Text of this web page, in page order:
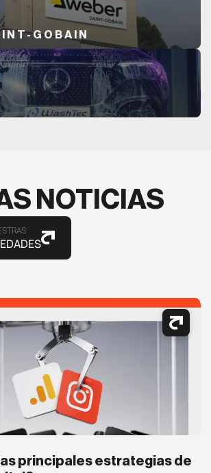
GOBAIN
NOTICIAS
principales estrategias de